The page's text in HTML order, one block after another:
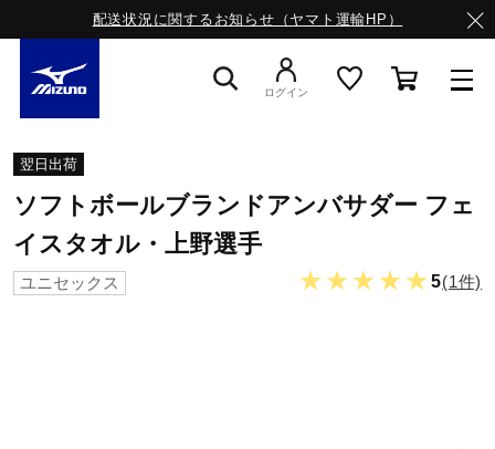
配送状況に関するお知らせ（ヤマト運輸HP）
ライフスタイルウエア
ログイン
翌日出荷
ソフトボールブランドアンバサダー フェ
イスタオル・上野選手
ユニセックス ★★★★★5(1件)